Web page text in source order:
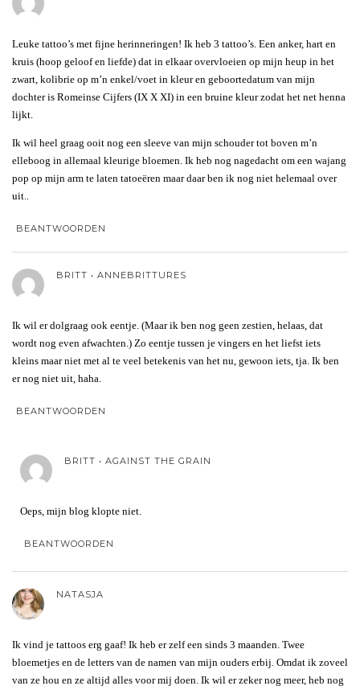
Leuke tattoo’s met fijne herinneringen! Ik heb 3 tattoo’s. Een anker, hart en
kruis (hoop geloof en liefde) dat in elkaar overvloeien op mijn heup in het
zwart, kolibrie op m’n enkel/voet in kleur en geboortedatum van mijn
dochter is Romeinse Cijfers (IX X XI) in een bruine kleur zodat het net henna
lijkt.
Ik wil heel graag ooit nog een sleeve van mijn schouder tot boven m’n
elleboog in allemaal kleurige bloemen. Ik heb nog nagedacht om een wajang
pop op mijn arm te laten tatoeëren maar daar ben ik nog niet helemaal over
uit..
BEANTWOORDEN
BRITT • ANNEBRITTURES
Ik wil er dolgraag ook eentje. (Maar ik ben nog geen zestien, helaas, dat
wordt nog even afwachten.) Zo eentje tussen je vingers en het liefst iets
kleins maar niet met al te veel betekenis van het nu, gewoon iets, tja. Ik ben
er nog niet uit, haha.
BEANTWOORDEN
BRITT • AGAINST THE GRAIN
Oeps, mijn blog klopte niet.
BEANTWOORDEN
NATASJA
Ik vind je tattoos erg gaaf! Ik heb er zelf een sinds 3 maanden. Twee
bloemetjes en de letters van de namen van mijn ouders erbij. Omdat ik zoveel
van ze hou en ze altijd alles voor mij doen. Ik wil er zeker nog meer, heb nog